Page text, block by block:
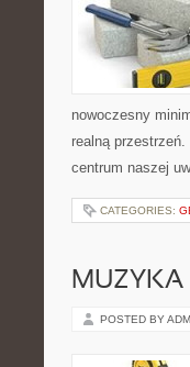
nowoczesny
realną
centrum naszej
CATEGORIES:
MUZYKA
POSTED BY